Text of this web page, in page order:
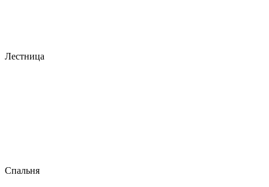
Лестница
Спальня